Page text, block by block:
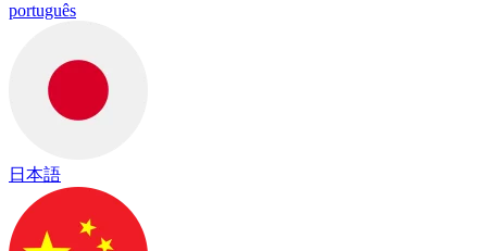
português
日本語